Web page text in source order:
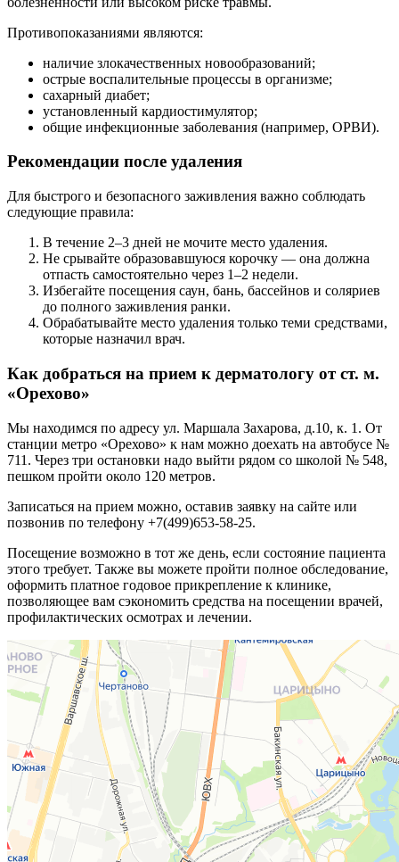
Противопоказаниями являются:
наличие злокачественных новообразований;
острые воспалительные процессы в организме;
сахарный диабет;
установленный кардиостимулятор;
общие инфекционные заболевания (например, ОРВИ).
Рекомендации после удаления
Для быстрого и безопасного заживления важно соблюдать
следующие правила:
В течение 2–3 дней не мочите место удаления.
Не срывайте образовавшуюся корочку — она должна
отпасть самостоятельно через 1–2 недели.
Избегайте посещения саун, бань, бассейнов и соляриев
до полного заживления ранки.
Обрабатывайте место удаления только теми средствами,
которые назначил врач.
Как добраться на прием к дерматологу от ст. м.
«Орехово»
Мы находимся по адресу ул. Маршала Захарова, д.10, к. 1. От
станции метро «Орехово» к нам можно доехать на автобусе №
711. Через три остановки надо выйти рядом со школой № 548,
пешком пройти около 120 метров.
Записаться на прием можно, оставив заявку на сайте или
позвонив по телефону +7(499)653-58-25.
Посещение возможно в тот же день, если состояние пациента
этого требует. Также вы можете пройти полное обследование,
оформить платное годовое прикрепление к клинике,
позволяющее вам сэкономить средства на посещении врачей,
профилактических осмотрах и лечении.